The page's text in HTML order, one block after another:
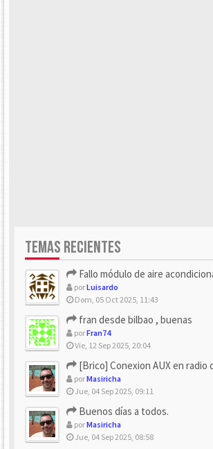
TEMAS RECIENTES
Fallo módulo de aire
porLuisardo
Dom, 05 Oct 2025, 11:43
fran desde bilbao , buenas
porFran74
Vie, 12 Sep 2025, 20:04
[Brico] Conexion AUX en radio
porMasiricha
Jue, 04 Sep 2025, 09:11
Buenos días a todos.
porMasiricha
Jue, 04 Sep 2025, 08:58